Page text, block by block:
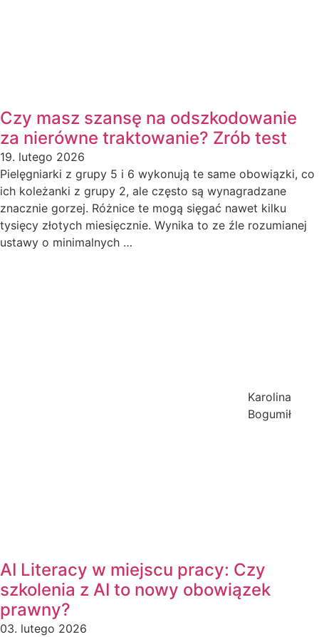
Czy masz szansę na odszkodowanie
za nierówne traktowanie? Zrób test
19. lutego 2026
Pielęgniarki z grupy 5 i 6 wykonują te same obowiązki, co
ich koleżanki z grupy 2, ale często są wynagradzane
znacznie gorzej. Różnice te mogą sięgać nawet kilku
tysięcy złotych miesięcznie. Wynika to ze źle rozumianej
ustawy o minimalnych …
Karolina
Bogumił
AI Literacy w miejscu pracy: Czy
szkolenia z AI to nowy obowiązek
prawny?
03. lutego 2026